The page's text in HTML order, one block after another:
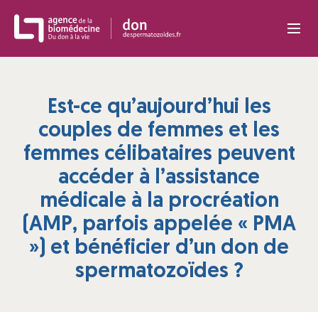
Est-ce qu’aujourd’hui les
couples de femmes et les
femmes célibataires peuvent
accéder à l’assistance
médicale à la procréation
(AMP, parfois appelée « PMA
») et bénéficier d’un don de
spermatozoïdes ?